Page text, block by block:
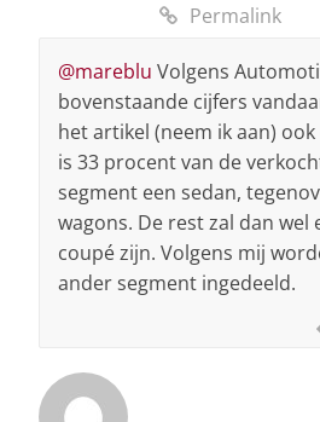
Permalink
@mareblu Volgens
bovenstaande cijfers
het artikel (neem ik aan)
is 33 procent van de
segment een sedan,
wagons. De rest zal dan wel
coupé zijn. Volgens mij
ander segment ingedeeld.